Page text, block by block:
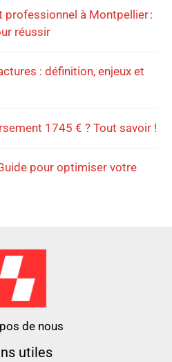
professionnel à Montpellier :
réussir
: définition, enjeux et
1745 € ? Tout savoir !
pour optimiser votre
de nous
utiles